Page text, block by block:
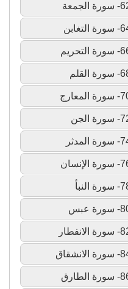
الجمعة
التغابن
التحريم
القلم
المعارج
الجن
المدثر
الإنسان
النبأ
عبس
الانفطار
الانشقاق
الطارق